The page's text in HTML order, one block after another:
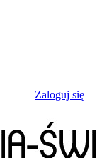
Zaloguj się